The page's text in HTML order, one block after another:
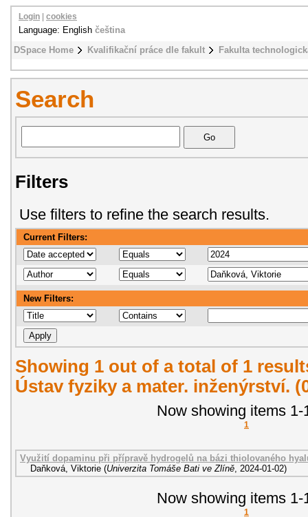
DSpace Home Kvalifikační práce dle fakult Fakulta
Login cookies
Language: English čeština
Search
Filters
Use filters to refine the search results.
Current Filters:
New Filters:
Showing 1 out of a total of 1
Ústav fyziky a mater. inženýrství.
Now showing items 1-
1
Využití dopaminu při přípravě hydrogelů na bázi thiolovaného
Daňková, Viktorie (Univerzita Tomáše Bati ve Zlíně 2024-01-02)
Now showing items 1-
1